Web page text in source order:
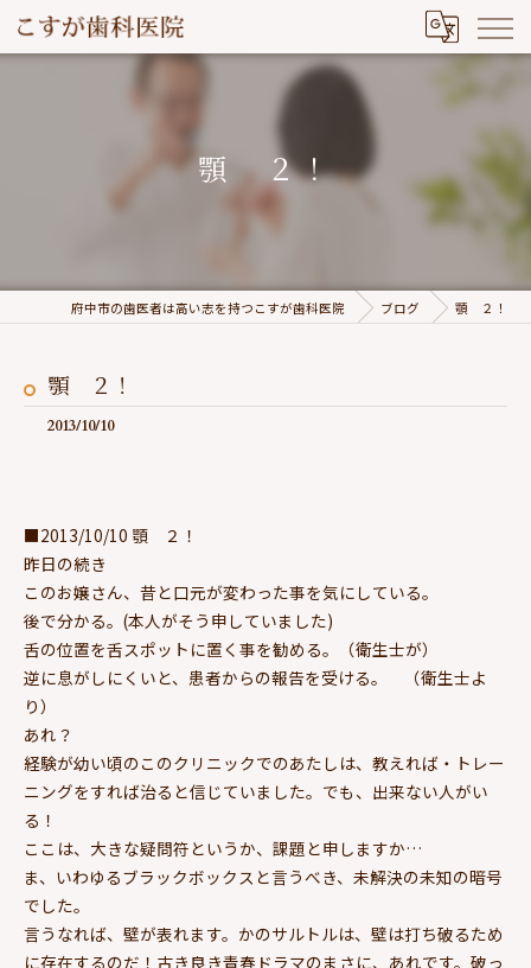
顎 ２！
府中市の歯医者は高い志を持つこすが歯科医院 ブログ 顎 ２！
顎 ２！
2013/10/10
■2013/10/10 顎 ２！
昨日の続き
このお嬢さん、昔と口元が変わった事を気にしている。
後で分かる。(本人がそう申していました)
舌の位置を舌スポットに置く事を勧める。（衛生士が）
逆に息がしにくいと、患者からの報告を受ける。 （衛生士よ
り）
あれ？
経験が幼い頃のこのクリニックでのあたしは、教えれば・トレー
ニングをすれば治ると信じていました。でも、出来ない人がい
る！
ここは、大きな疑問符というか、課題と申しますか…
ま、いわゆるブラックボックスと言うべき、未解決の未知の暗号
でした。
言うなれば、壁が表れます。かのサルトルは、壁は打ち破るため
に存在するのだ！古き良き青春ドラマのまさに、あれです。破っ